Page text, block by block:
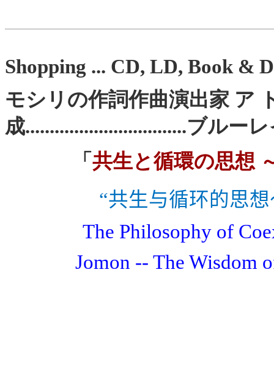
Shopping ... CD, LD, Book &
モシリの作詞作曲演出家 ア
成.................................ブルー
「 共生と循環の思想
“共生与循环的思
The Philosophy of
Jomon -- The Wisdom